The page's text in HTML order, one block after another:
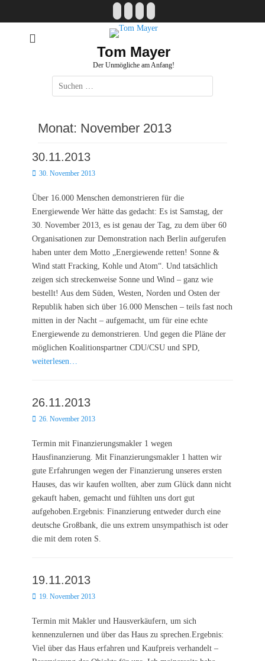
Mail
Tom Mayer
Der Unmögliche am Anfang!
Suche
nach:
Monat: November 2013
30.11.2013
Posted
30. November 2013
Über 16.000 Menschen demonstrieren für die
Energiewende Wer hätte das gedacht: Es ist Samstag, der
30. November 2013, es ist genau der Tag, zu dem über 60
Organisationen zur Demonstration nach Berlin aufgerufen
haben unter dem Motto „Energiewende retten! Sonne &
Wind statt Fracking, Kohle und Atom“. Und tatsächlich
zeigen sich streckenweise Sonne und Wind – ganz wie
bestellt! Aus dem Süden, Westen, Norden und Osten der
Republik haben sich über 16.000 Menschen – teils fast noch
mitten in der Nacht – aufgemacht, um für eine echte
Energiewende zu demonstrieren. Und gegen die Pläne der
möglichen Koalitionspartner CDU/CSU und SPD,
weiterlesen…
26.11.2013
Posted
26. November 2013
Termin mit Finanzierungsmakler 1 wegen
Hausfinanzierung. Mit Finanzierungsmakler 1 hatten wir
gute Erfahrungen wegen der Finanzierung unseres ersten
Hauses, das wir kaufen wollten, aber zum Glück dann nicht
gekauft haben, gemacht und fühlten uns dort gut
aufgehoben.Ergebnis: Finanzierung entweder durch eine
deutsche Großbank, die uns extrem unsympathisch ist oder
die mit dem roten S.
19.11.2013
Posted
19. November 2013
Termin mit Makler und Hausverkäufern, um sich
kennenzulernen und über das Haus zu sprechen.Ergebnis:
Viel über das Haus erfahren und Kaufpreis verhandelt –